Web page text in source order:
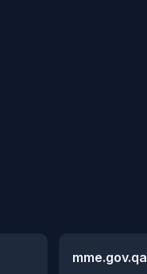
mme.gov.qa